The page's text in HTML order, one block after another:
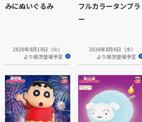
みにぬいぐるみ
2026年8月18日（火）
より順次登場予定
フルカラータンブラ
ー
2026年8月6日（木）
より順次登場予定